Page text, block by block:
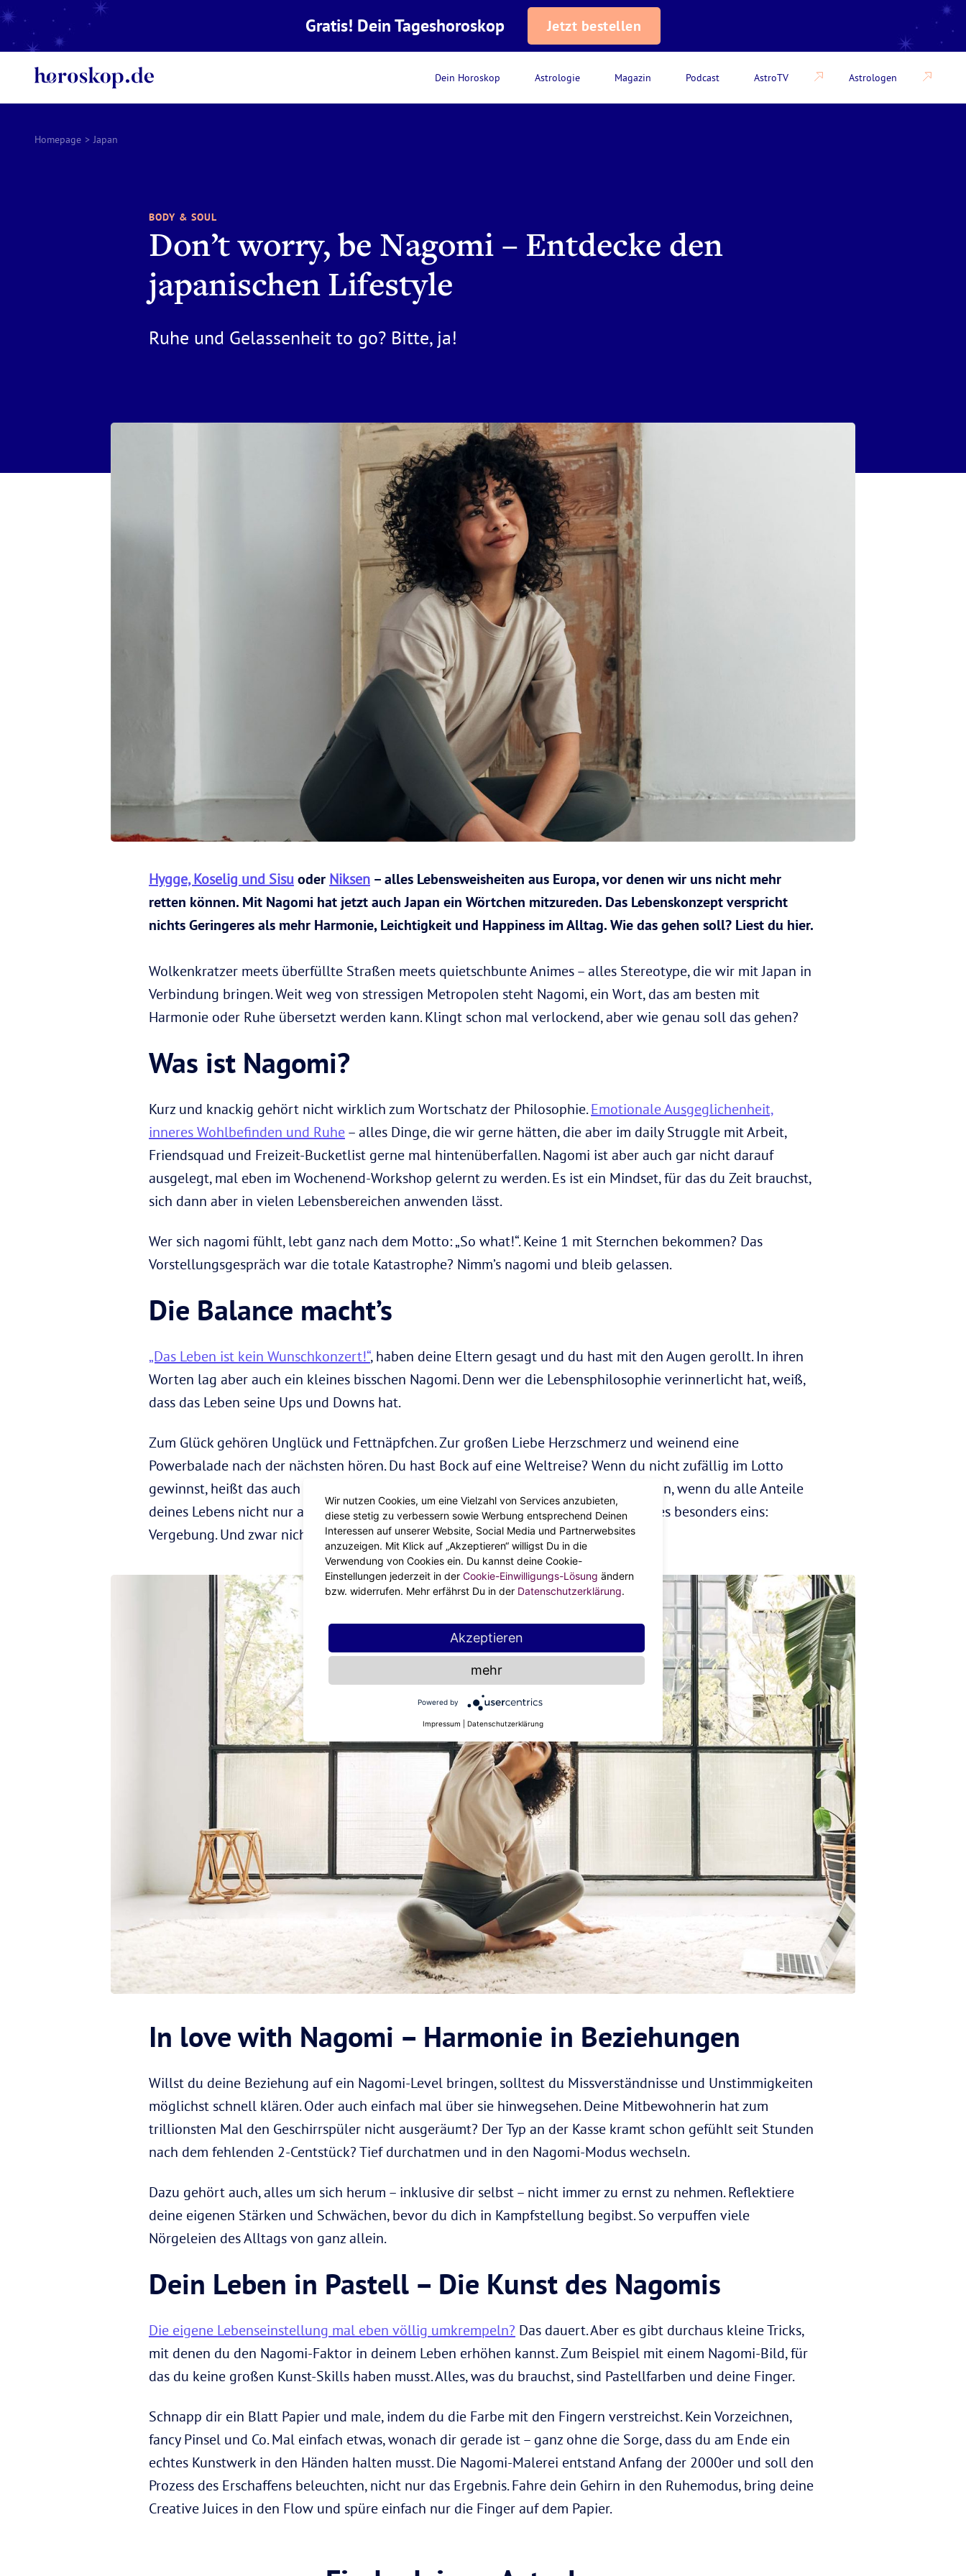
Dein Horoskop Astrologie Magazin Podcast AstroTV Astrologen
Gratis! Dein Tageshoroskop Jetzt bestellen
Homepage > Japan
BODY & SOUL
Don’t worry, be Nagomi – Entdecke den
japanischen Lifestyle
Ruhe und Gelassenheit to go? Bitte, ja!
Hygge, Koselig und Sisu oder Niksen – alles Lebensweisheiten aus Europa, vor denen wir uns nicht mehr
retten können. Mit Nagomi hat jetzt auch Japan ein Wörtchen mitzureden. Das Lebenskonzept verspricht
nichts Geringeres als mehr Harmonie, Leichtigkeit und Happiness im Alltag. Wie das gehen soll? Liest du hier.
Wolkenkratzer meets überfüllte Straßen meets quietschbunte Animes – alles Stereotype, die wir mit Japan in
Verbindung bringen. Weit weg von stressigen Metropolen steht Nagomi, ein Wort, das am besten mit
Harmonie oder Ruhe übersetzt werden kann. Klingt schon mal verlockend, aber wie genau soll das gehen?
Was ist Nagomi?
Kurz und knackig gehört nicht wirklich zum Wortschatz der Philosophie.Emotionale Ausgeglichenheit,
inneres Wohlbefinden und Ruhe – alles Dinge, die wir gerne hätten, die aber im daily Struggle mit Arbeit,
Friendsquad und Freizeit-Bucketlist gerne mal hintenüberfallen. Nagomi ist aber auch gar nicht darauf
ausgelegt, mal eben im Wochenend-Workshop gelernt zu werden. Es ist ein Mindset, für das du Zeit brauchst,
sich dann aber in vielen Lebensbereichen anwenden lässt.
Wer sich nagomi fühlt, lebt ganz nach dem Motto: „So what!“. Keine 1 mit Sternchen bekommen? Das
Vorstellungsgespräch war die totale Katastrophe? Nimm’s nagomi und bleib gelassen.
Die Balance macht’s
„Das Leben ist kein Wunschkonzert!“, haben deine Eltern gesagt und du hast mit den Augen gerollt. In ihren
Worten lag aber auch ein kleines bisschen Nagomi. Denn wer die Lebensphilosophie verinnerlicht hat, weiß,
dass das Leben seine Ups und Downs hat.
Zum Glück gehören Unglück und Fettnäpfchen. Zur großen Liebe Herzschmerz und weinend eine
Powerbalade nach der nächsten hören. Du hast Bock auf eine Weltreise? Wenn du nicht zufällig im Lotto
gewinnst, heißt das auch jede Menge Arbeit. Die Harmonie von Nagomi setzt dann ein, wenn du alle Anteile
deines Lebens nicht nur akzeptierst, sondern auch in Balance bringst. Dazu braucht es besonders eins:
Vergebung. Und zwar nicht nur anderen, sondern auch dir gegenüber.
In love with Nagomi – Harmonie in Beziehungen
Willst du deine Beziehung auf ein Nagomi-Level bringen, solltest du Missverständnisse und Unstimmigkeiten
möglichst schnell klären. Oder auch einfach mal über sie hinwegsehen. Deine Mitbewohnerin hat zum
trillionsten Mal den Geschirrspüler nicht ausgeräumt? Der Typ an der Kasse kramt schon gefühlt seit Stunden
nach dem fehlenden 2-Centstück? Tief durchatmen und in den Nagomi-Modus wechseln.
Dazu gehört auch, alles um sich herum – inklusive dir selbst – nicht immer zu ernst zu nehmen. Reflektiere
deine eigenen Stärken und Schwächen, bevor du dich in Kampfstellung begibst. So verpuffen viele
Nörgeleien des Alltags von ganz allein.
Dein Leben in Pastell – Die Kunst des Nagomis
Die eigene Lebenseinstellung mal eben völlig umkrempeln? Das dauert. Aber es gibt durchaus kleine Tricks,
mit denen du den Nagomi-Faktor in deinem Leben erhöhen kannst. Zum Beispiel mit einem Nagomi-Bild, für
das du keine großen Kunst-Skills haben musst. Alles, was du brauchst, sind Pastellfarben und deine Finger.
Schnapp dir ein Blatt Papier und male, indem du die Farbe mit den Fingern verstreichst. Kein Vorzeichnen,
fancy Pinsel und Co. Mal einfach etwas, wonach dir gerade ist – ganz ohne die Sorge, dass du am Ende ein
echtes Kunstwerk in den Händen halten musst. Die Nagomi-Malerei entstand Anfang der 2000er und soll den
Prozess des Erschaffens beleuchten, nicht nur das Ergebnis. Fahre dein Gehirn in den Ruhemodus, bring deine
Creative Juices in den Flow und spüre einfach nur die Finger auf dem Papier.
Wir nutzen Cookies, um eine Vielzahl von Services anzubieten,
diese stetig zu verbessern sowie Werbung entsprechend Deinen
Interessen auf unserer Website, Social Media und Partnerwebsites
anzuzeigen. Mit Klick auf „Akzeptieren“ willigst Du in die
Verwendung von Cookies ein. Du kannst deine Cookie-
Einstellungen jederzeit in der Cookie-Einwilligungs-Lösung ändern
bzw. widerrufen. Mehr erfährst Du in der Datenschutzerklärung.
Akzeptieren
mehr
Powered by
Impressum Datenschutzerklärung